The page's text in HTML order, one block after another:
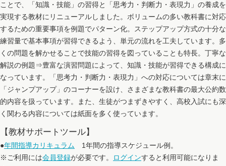
ことで、「知識・技能」の習得と「思考力・判断力・表現力」の養成を
実現する教材にリニューアルしました。ボリュームの多い教科書に対応
するための重要事項を例題でパターン化。ステップアップ方式の十分な
練習量で基本事項が習得できるよう、単元の流れを工夫しています。多
くの問題を解かせることで技能の習得を図っていることも特長。丁寧な
解説の例題⇒豊富な演習問題によって、知識・技能が習得できる構成に
なっています。「思考力・判断力・表現力」への対応については章末に
「ジャンプアップ」のコーナーを設け、さまざまな教科書の最大公約数
的内容を扱っています。また、生徒がつまずきやすく、高校入試にも深
く関わる内容については紙面を多く使っています。
【教材サポートツール】
●年間指導カリキュラム 1年間の指導スケジュール例。
※ご利用には会員登録が必要です。 ログインすると利用可能になりま